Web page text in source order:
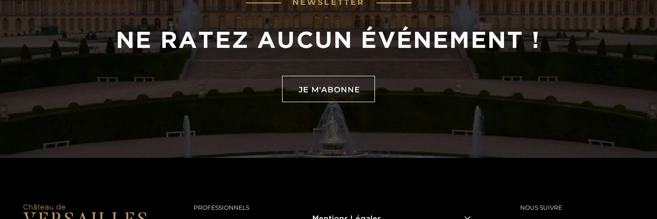
NEWSLETTER
NE RATEZ AUCUN ÉVÉNEMENT !
JE M'ABONNE
JE M'ABONNE
PROFESSIONNELS
NOUS SUIVRE